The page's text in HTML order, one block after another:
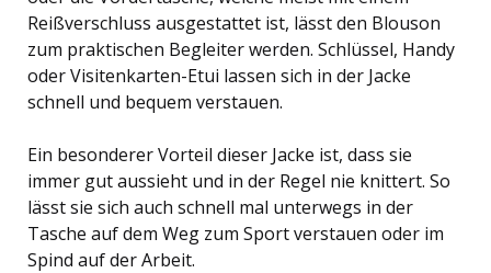
Reißverschluss ausgestattet ist, lässt den Blouson
zum praktischen Begleiter werden. Schlüssel, Handy
oder Visitenkarten-Etui lassen sich in der Jacke
schnell und bequem verstauen.
Ein besonderer Vorteil dieser Jacke ist, dass sie
immer gut aussieht und in der Regel nie knittert. So
lässt sie sich auch schnell mal unterwegs in der
Tasche auf dem Weg zum Sport verstauen oder im
Spind auf der Arbeit.